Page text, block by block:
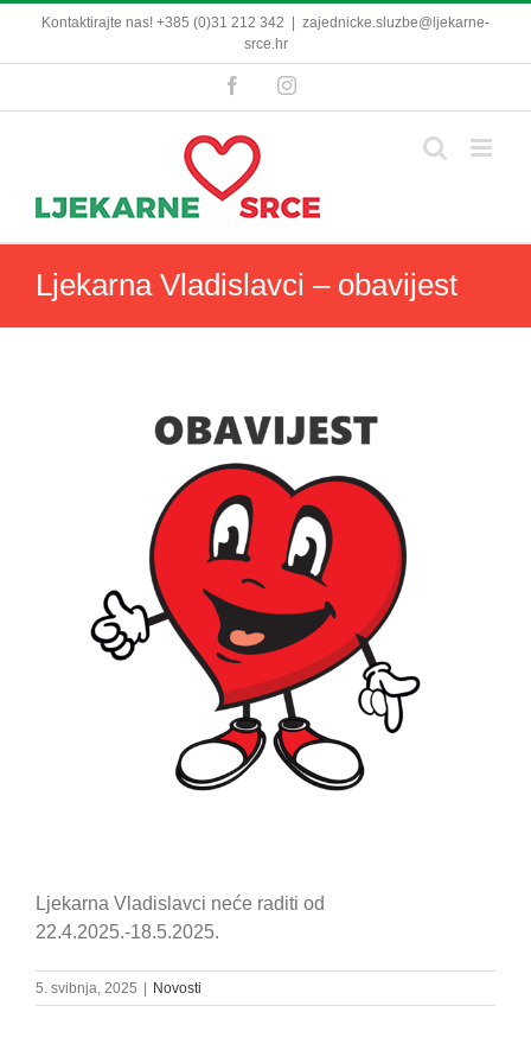
content
Kontaktirajte nas! +385 (0)31 212 342
zajednicke.sluzbe@ljekarne-
srce.hr
FacebookInstagram
Ljekarna Vladislavci – obavijest
Ljekarna Vladislavci neće raditi od
22.4.2025.-18.5.2025.
5. svibnja, 2025 Novosti